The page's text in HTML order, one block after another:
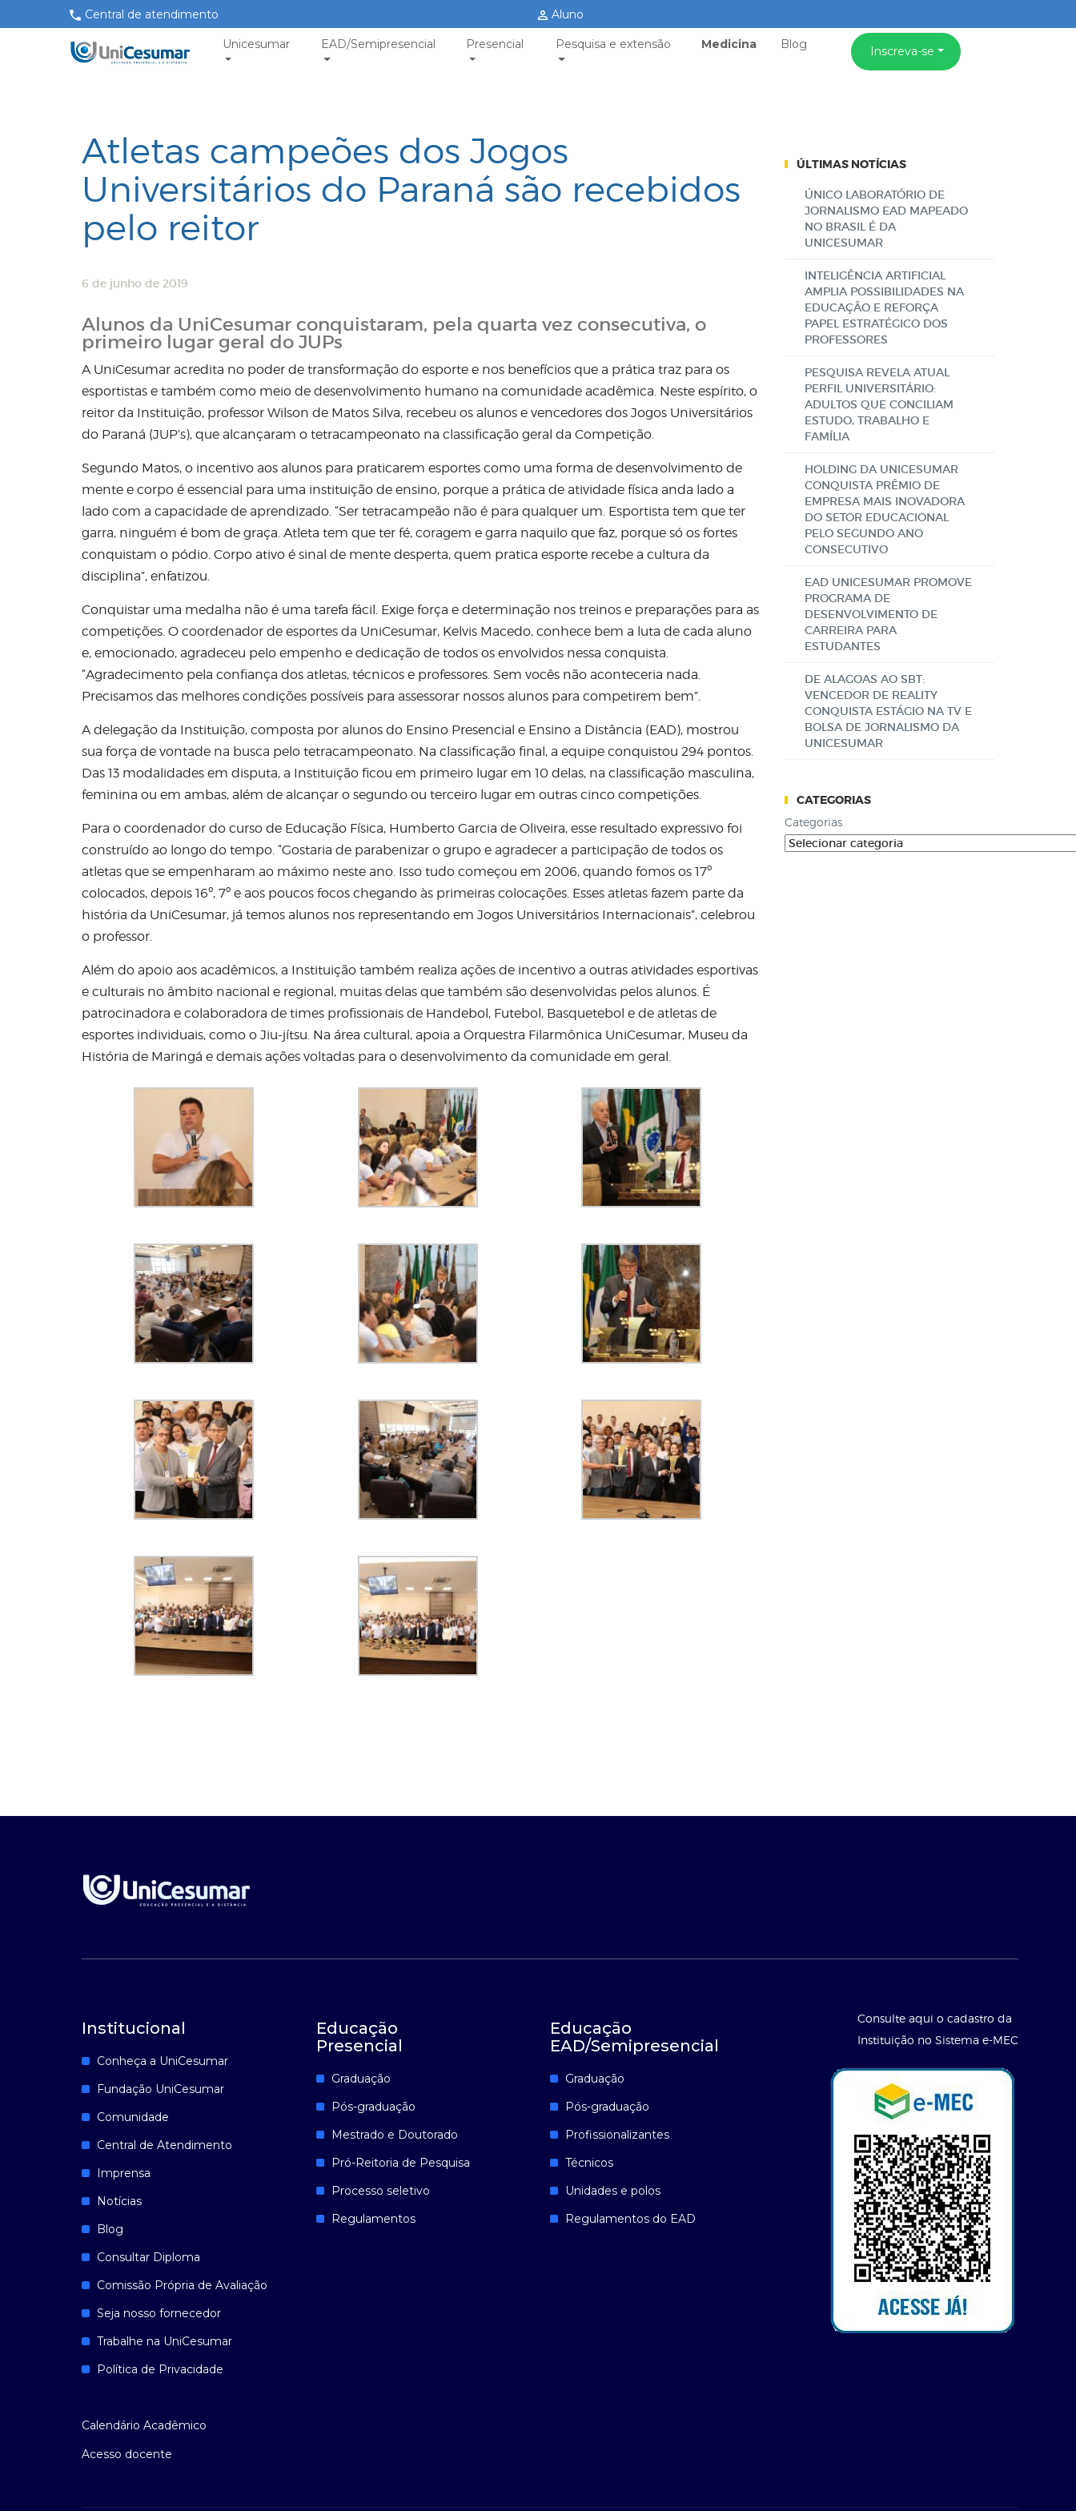
Central de atendimento Aluno
Unicesumar EAD/Semipresencial Presencial Pesquisa e extensão Medicina Blog Inscreva-se
Atletas campeões dos Jogos
Universitários do Paraná são recebidos
pelo reitor
6 de junho de 2019
Alunos da UniCesumar conquistaram, pela quarta vez consecutiva, o
primeiro lugar geral do JUPs
A UniCesumar acredita no poder de transformação do esporte e nos benefícios que a prática traz para os
esportistas e também como meio de desenvolvimento humano na comunidade acadêmica. Neste espírito, o
reitor da Instituição, professor Wilson de Matos Silva, recebeu os alunos e vencedores dos Jogos Universitários
do Paraná (JUP’s), que alcançaram o tetracampeonato na classificação geral da Competição.
Segundo Matos, o incentivo aos alunos para praticarem esportes como uma forma de desenvolvimento de
mente e corpo é essencial para uma instituição de ensino, porque a prática de atividade física anda lado a
lado com a capacidade de aprendizado. “Ser tetracampeão não é para qualquer um. Esportista tem que ter
garra, ninguém é bom de graça. Atleta tem que ter fé, coragem e garra naquilo que faz, porque só os fortes
conquistam o pódio. Corpo ativo é sinal de mente desperta, quem pratica esporte recebe a cultura da
disciplina”, enfatizou.
Conquistar uma medalha não é uma tarefa fácil. Exige força e determinação nos treinos e preparações para as
competições. O coordenador de esportes da UniCesumar, Kelvis Macedo, conhece bem a luta de cada aluno
e, emocionado, agradeceu pelo empenho e dedicação de todos os envolvidos nessa conquista.
“Agradecimento pela confiança dos atletas, técnicos e professores. Sem vocês não aconteceria nada.
Precisamos das melhores condições possíveis para assessorar nossos alunos para competirem bem”.
A delegação da Instituição, composta por alunos do Ensino Presencial e Ensino a Distância (EAD), mostrou
sua força de vontade na busca pelo tetracampeonato. Na classificação final, a equipe conquistou 294 pontos.
Das 13 modalidades em disputa, a Instituição ficou em primeiro lugar em 10 delas, na classificação masculina,
feminina ou em ambas, além de alcançar o segundo ou terceiro lugar em outras cinco competições.
Para o coordenador do curso de Educação Física, Humberto Garcia de Oliveira, esse resultado expressivo foi
construído ao longo do tempo. “Gostaria de parabenizar o grupo e agradecer a participação de todos os
atletas que se empenharam ao máximo neste ano. Isso tudo começou em 2006, quando fomos os 17º
colocados, depois 16º, 7º e aos poucos focos chegando às primeiras colocações. Esses atletas fazem parte da
história da UniCesumar, já temos alunos nos representando em Jogos Universitários Internacionais”, celebrou
o professor.
Além do apoio aos acadêmicos, a Instituição também realiza ações de incentivo a outras atividades esportivas
e culturais no âmbito nacional e regional, muitas delas que também são desenvolvidas pelos alunos. É
patrocinadora e colaboradora de times profissionais de Handebol, Futebol, Basquetebol e de atletas de
esportes individuais, como o Jiu-jítsu. Na área cultural, apoia a Orquestra Filarmônica UniCesumar, Museu da
História de Maringá e demais ações voltadas para o desenvolvimento da comunidade em geral.
ÚLTIMAS NOTÍCIAS
ÚNICO LABORATÓRIO DE
JORNALISMO EAD MAPEADO
NO BRASIL É DA
UNICESUMAR
INTELIGÊNCIA ARTIFICIAL
AMPLIA POSSIBILIDADES NA
EDUCAÇÃO E REFORÇA
PAPEL ESTRATÉGICO DOS
PROFESSORES
PESQUISA REVELA ATUAL
PERFIL UNIVERSITÁRIO:
ADULTOS QUE CONCILIAM
ESTUDO, TRABALHO E
FAMÍLIA
HOLDING DA UNICESUMAR
CONQUISTA PRÊMIO DE
EMPRESA MAIS INOVADORA
DO SETOR EDUCACIONAL
PELO SEGUNDO ANO
CONSECUTIVO
EAD UNICESUMAR PROMOVE
PROGRAMA DE
DESENVOLVIMENTO DE
CARREIRA PARA
ESTUDANTES
DE ALAGOAS AO SBT:
VENCEDOR DE REALITY
CONQUISTA ESTÁGIO NA TV E
BOLSA DE JORNALISMO DA
UNICESUMAR
CATEGORIAS
Categorias
Institucional
Conheça a UniCesumar
Fundação UniCesumar
Comunidade
Central de Atendimento
Imprensa
Notícias
Blog
Consultar Diploma
Comissão Própria de Avaliação
Seja nosso fornecedor
Trabalhe na UniCesumar
Política de Privacidade
Calendário Acadêmico
Acesso docente
Educação
Presencial
Graduação
Pós-graduação
Mestrado e Doutorado
Pró-Reitoria de Pesquisa
Processo seletivo
Regulamentos
Educação
EAD/Semipresencial
Graduação
Pós-graduação
Profissionalizantes
Técnicos
Unidades e polos
Regulamentos do EAD
Consulte aqui o cadastro da
Instituição no Sistema e-MEC